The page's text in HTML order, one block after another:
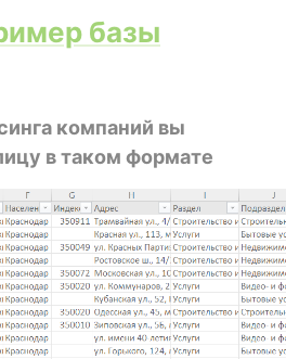
базы
компаний вы
в таком формате